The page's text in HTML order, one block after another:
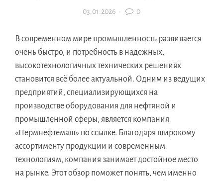
03.01.2026 · 0
В современном мире промышленность развивается
очень быстро, и потребность в надежных,
высокотехнологичных технических решениях
становится всё более актуальной. Одним из ведущих
предприятий, специализирующихся на
производстве оборудования для нефтяной и
промышленной сферы, является компания
«Пермнефтемаш» по ссылке. Благодаря широкому
ассортименту продукции и современным
технологиям, компания занимает достойное место
на рынке. Этот обзор поможет понять, чем именно